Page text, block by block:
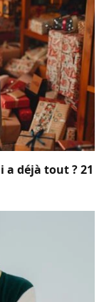
déjà tout ? 21